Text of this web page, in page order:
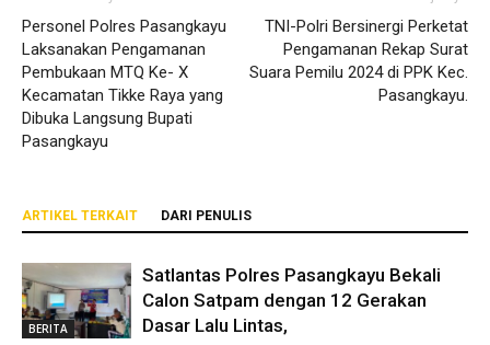
Personel Polres Pasangkayu
Laksanakan Pengamanan
Pembukaan MTQ Ke- X
Kecamatan Tikke Raya yang
Dibuka Langsung Bupati
Pasangkayu
TNI-Polri Bersinergi Perketat
Pengamanan Rekap Surat
Suara Pemilu 2024 di PPK Kec.
Pasangkayu.
ARTIKEL TERKAIT DARI PENULIS
BERITA
Satlantas Polres Pasangkayu Bekali
Calon Satpam dengan 12 Gerakan
Dasar Lalu Lintas,